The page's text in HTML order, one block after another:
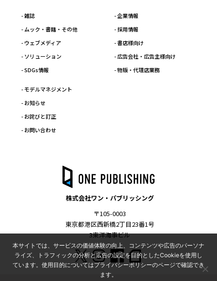
- 雑誌
- ムック・書籍・その他
- ウェブメディア
- ソリューション
- SDGs情報
- 企業情報
- 採用情報
- 書店様向け
- 広告会社・広告主様向け
- 物販・代理店業務
- モデルマネジメント
- お知らせ
- お詫びと訂正
- お問い合わせ
株式会社ワン・パブリッシング
〒105-0003
東京都港区西新橋2丁目23番1号
3東洋海事ビル
本サイトでは、サービスの価値体験の向上、コンテンツや広告のパーソナ
ライズ、トラフィックの分析と広告の設定を目的としたCookieを使用し
ています。使用目的についてはプライバシーポリシーのページで確認でき
ます。